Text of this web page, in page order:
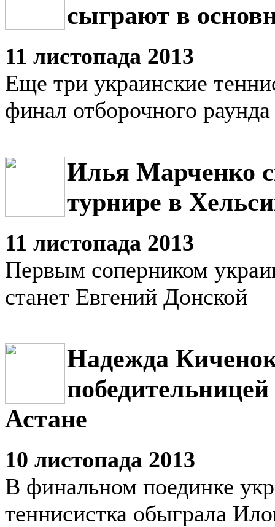
сыграют в
11 листопада 2013
Еще три украинские
финал отборочного раунда
Илья Марченко
турнире в
11 листопада 2013
Первым соперником
станет Евгений Донской
Надежда
Астане
10 листопада 2013
В финальном поединке
теннисистка обыграла